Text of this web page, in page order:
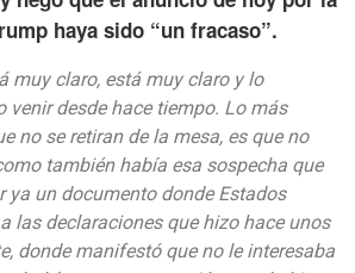
haya sido “un fracaso”.
muy claro, está muy claro y lo
venir desde hace tiempo. Lo más
no se retiran de la mesa, es que no
también había esa sospecha que
ya un documento donde Estados
las declaraciones que hizo hace unos
donde manifestó que no le interesaba